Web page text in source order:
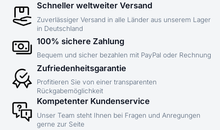
Schneller weltweiter Versand
Zuverlässiger Versand in alle Länder aus unserem Lager
in Deutschland
100% sichere Zahlung
Bequem und sicher bezahlen mit PayPal oder Rechnung
Zufriedenheitsgarantie
Profitieren Sie von einer transparenten
Rückgabemöglichkeit
Kompetenter Kundenservice
Unser Team steht Ihnen bei Fragen und Anregungen
gerne zur Seite